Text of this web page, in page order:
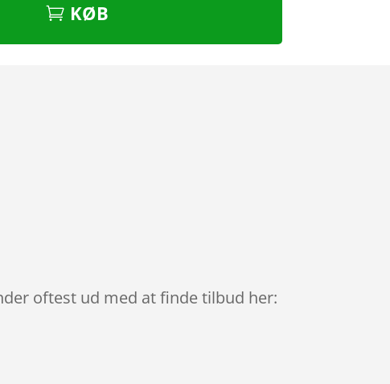
KØB
oftest ud med at finde tilbud her: